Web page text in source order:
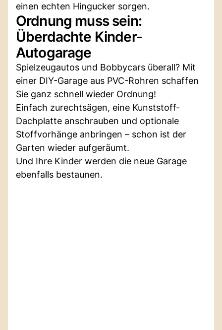
einen echten Hingucker sorgen.
Ordnung muss sein:
Überdachte Kinder-
Autogarage
Spielzeugautos und Bobbycars überall? Mit
einer DIY-Garage aus PVC-Rohren schaffen
Sie ganz schnell wieder Ordnung!
Einfach zurechtsägen, eine Kunststoff-
Dachplatte anschrauben und optionale
Stoffvorhänge anbringen – schon ist der
Garten wieder aufgeräumt.
Und Ihre Kinder werden die neue Garage
ebenfalls bestaunen.